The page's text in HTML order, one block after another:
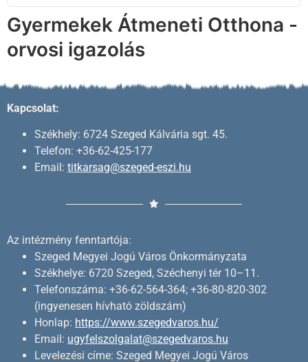
Gyermekek Átmeneti Otthona -
orvosi igazolás
Kapcsolat:
Székhely: 6724 Szeged Kálvária sgt. 45.
Telefon: +36-62-425-177
Email: titkarsag@szeged-eszi.hu
Az intézmény fenntartója:
Szeged Megyei Jogú Város Önkormányzata
Székhelye: 6720 Szeged, Széchenyi tér 10–11.
Telefonszáma: +36-62-564-364; +36-80-820-302
(ingyenesen hívható zöldszám)
Honlap: https://www.szegedvaros.hu/
Email: ugyfelszolgalat@szegedvaros.hu
Levelezési címe: Szeged Megyei Jogú Város